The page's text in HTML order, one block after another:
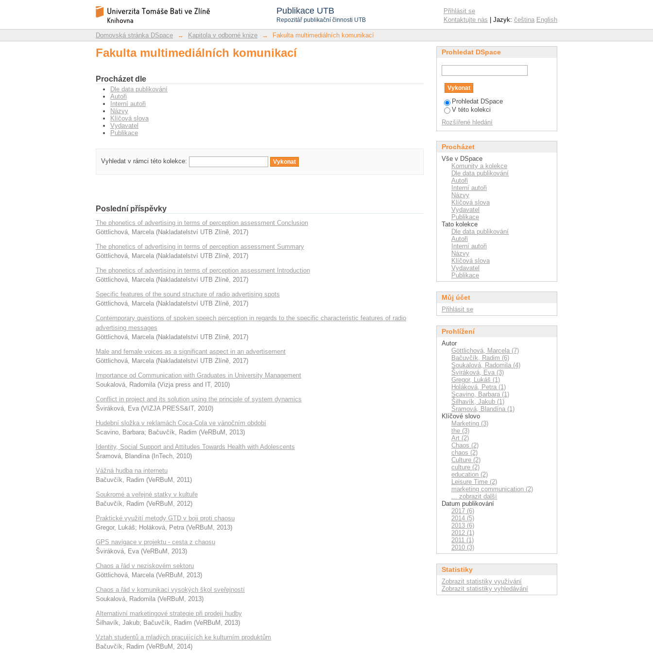
Publikace UTB
Repozitář publikační činnosti UTB
Fakulta multimediálních komunikací
Repozitář DSpace/Manakin
Přihlásit se
Kontaktujte nás | Jazyk: čeština English
Domovská stránka DSpace → Kapitola v odborné knize → Fakulta multimediálních komunikací
Fakulta multimediálních komunikací
Procházet dle
Dle data publikování
Autoři
Interní autoři
Názvy
Klíčová slova
Vydavatel
Publikace
Vyhledat v rámci této kolekce:
Poslední příspěvky
The phonetics of advertising in terms of perception assessment Conclusion
Göttlichová, Marcela (Nakladatelství UTB Zlíně, 2017)
The phonetics of advertising in terms of perception assessment Summary
Göttlichová, Marcela (Nakladatelství UTB Zlíně, 2017)
The phonetics of advertising in terms of perception assessment Introduction
Göttlichová, Marcela (Nakladatelství UTB Zlíně, 2017)
Specific features of the sound structure of radio advertising spots
Göttlichová, Marcela (Nakladatelství UTB Zlíně, 2017)
Contemporary questions of spoken speech perception in regards to the specific characteristic features of radio
advertising messages
Göttlichová, Marcela (Nakladatelství UTB Zlíně, 2017)
Male and female voices as a significant aspect in an advertisement
Göttlichová, Marcela (Nakladatelství UTB Zlíně, 2017)
Importance od Communication with Graduates in University Management
Soukalová, Radomila (Vizja press and IT, 2010)
Conflict in project and its solution using the principle of system dynamics
Šviráková, Eva (VIZJA PRESS&IT, 2010)
Hudební složka v reklamách Coca-Cola ve vánočním období
Scavino, Barbara; Bačuvčík, Radim (VeRBuM , 2013)
Identity, Social Support and Attitudes Towards Health with Adolescents
Šramová, Blandína ( InTech, 2010)
Vážná hudba na internetu
Bačuvčík, Radim (VeRBuM , 2011)
Soukromé a veřejné statky v kultuře
Bačuvčík, Radim (VeRBuM , 2012)
Praktické využití metody GTD v boji proti chaosu
Gregor, Lukáš; Holáková, Petra (VeRBuM , 2013)
GPS navigace v projektu - cesta z chaosu
Šviráková, Eva (VeRBuM , 2013)
Chaos a řád v neziskovém sektoru
Göttlichová, Marcela (VeRBuM , 2013)
Chaos a řád v komunikaci vysokých škol sveřejností
Soukalová, Radomila (VeRBuM , 2013)
Alternativní marketingové strategie při prodeji hudby
Šilhavík, Jakub; Bačuvčík, Radim (VeRBuM , 2013)
Vztah studentů a mladých pracujících ke kulturním produktům
Bačuvčík, Radim (VeRBuM , 2014)
Prohledat DSpace
Prohledat DSpace
V této kolekci
Rozšířené hledání
Procházet
Vše v DSpace
Komunity a kolekce
Dle data publikování
Autoři
Interní autoři
Názvy
Klíčová slova
Vydavatel
Publikace
Tato kolekce
Dle data publikování
Autoři
Interní autoři
Názvy
Klíčová slova
Vydavatel
Publikace
Můj účet
Přihlásit se
Prohlížení
Autor
Göttlichová, Marcela (7)
Bačuvčík, Radim (6)
Soukalová, Radomila (4)
Šviráková, Eva (3)
Gregor, Lukáš (1)
Holáková, Petra (1)
Scavino, Barbara (1)
Šilhavík, Jakub (1)
Šramová, Blandína (1)
Klíčové slovo
Marketing (3)
the (3)
Art (2)
Chaos (2)
chaos (2)
Culture (2)
culture (2)
education (2)
Leisure Time (2)
marketing communication (2)
... zobrazit další
Datum publikování
2017 (6)
2014 (5)
2013 (6)
2012 (1)
2011 (1)
2010 (3)
Statistiky
Zobrazit statistiky využívání
Zobrazit statistiky vyhledávání